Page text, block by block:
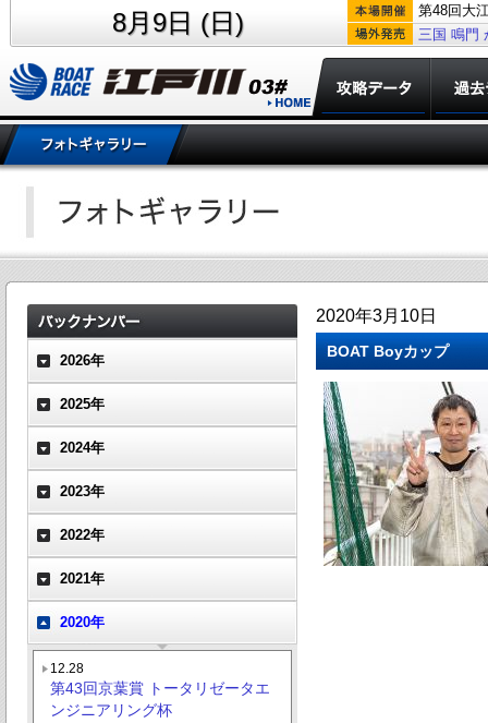
8月9日 (日)
第48回大
三国 鳴門
2026年
2025年
2024年
2023年
2022年
2021年
2020年
12.28
第43回京葉賞 トータリゼータエ
ンジニアリング杯
2020年3月10日
BOAT Boyカップ